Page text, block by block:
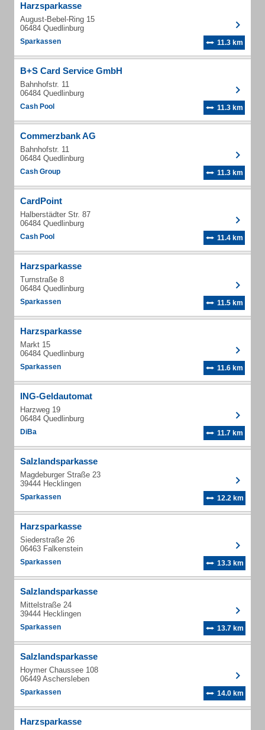
Harzsparkasse
August-Bebel-Ring 15
06484 Quedlinburg
Sparkassen 11.3 km
B+S Card Service GmbH
Bahnhofstr. 11
06484 Quedlinburg
Cash Pool 11.3 km
Commerzbank AG
Bahnhofstr. 11
06484 Quedlinburg
Cash Group 11.3 km
CardPoint
Halberstädter Str. 87
06484 Quedlinburg
Cash Pool 11.4 km
Harzsparkasse
Turnstraße 8
06484 Quedlinburg
Sparkassen 11.5 km
Harzsparkasse
Markt 15
06484 Quedlinburg
Sparkassen 11.6 km
ING-Geldautomat
Harzweg 19
06484 Quedlinburg
DiBa 11.7 km
Salzlandsparkasse
Magdeburger Straße 23
39444 Hecklingen
Sparkassen 12.2 km
Harzsparkasse
Siederstraße 26
06463 Falkenstein
Sparkassen 13.3 km
Salzlandsparkasse
Mittelstraße 24
39444 Hecklingen
Sparkassen 13.7 km
Salzlandsparkasse
Hoymer Chaussee 108
06449 Aschersleben
Sparkassen 14.0 km
Harzsparkasse